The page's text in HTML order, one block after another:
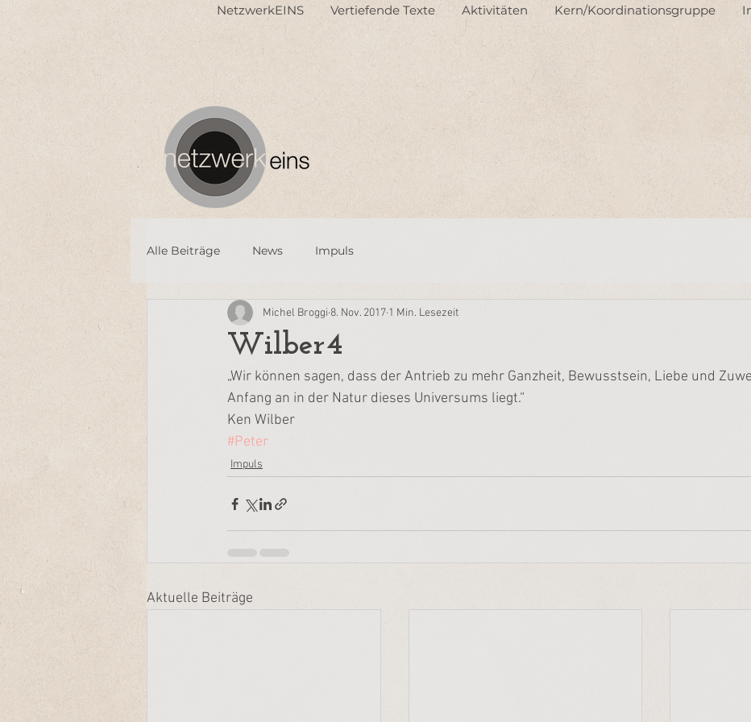
NetzwerkEINS Vertiefende Texte Aktivitäten Kern/Koordinationsgruppe
Alle Beiträge News Impuls
Wilber4
Michel Broggi 8. Nov. 2017 1 Min. Lesezeit
„Wir können sagen, dass der Antrieb zu mehr Ganzheit, Bewusstsein, Liebe und
Anfang an in der Natur dieses Universums liegt.“
Ken Wilber
#Peter
Impuls
Aktuelle Beiträge